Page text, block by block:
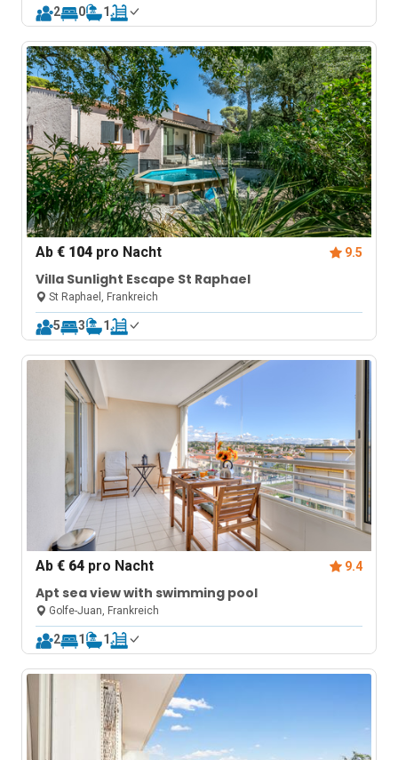
2 0 1
Ab€ 104 pro Nacht 9.5
Villa Sunlight Escape St Raphael
St Raphael, Frankreich
5 3 1
Ab€ 64 pro Nacht 9.4
Apt sea view with swimming pool
Golfe-Juan, Frankreich
2 1 1